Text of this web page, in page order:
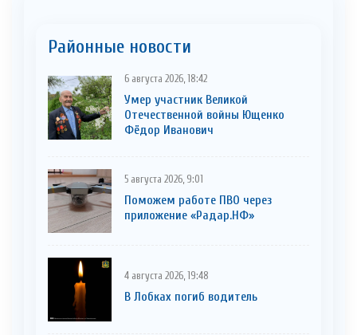
Районные новости
6 августа 2026, 18:42
Умер участник Великой
Отечественной войны Ющенко
Фёдор Иванович
5 августа 2026, 9:01
Поможем работе ПВО через
приложение «Радар.НФ»
4 августа 2026, 19:48
В Лобках погиб водитель